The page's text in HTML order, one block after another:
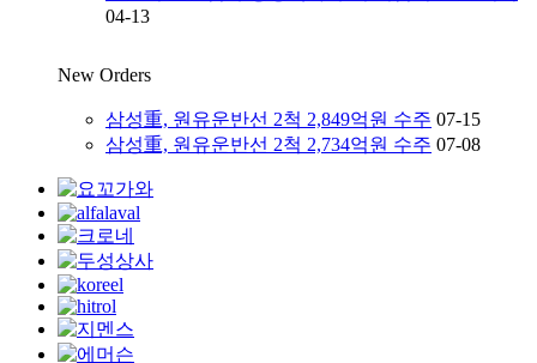
04-13
New Orders
삼성重, 원유운반선 2척 2,849억원 수주 07-15
삼성重, 원유운반선 2척 2,734억원 수주 07-08